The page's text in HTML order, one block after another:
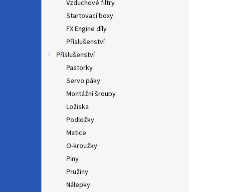
Vzduchové filtry
Startovací boxy
FX Engine díly
Příslušenství
Příslušenství
Pastorky
Servo páky
Montážní šrouby
Ložiska
Podložky
Matice
O-kroužky
Piny
Pružiny
Nálepky